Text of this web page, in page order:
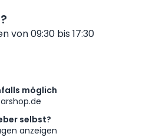
von 09:30 bis 17:30
möglich
selbst?
anzeigen